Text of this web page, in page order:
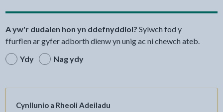
A yw'r dudalen hon yn ddefnyddiol? Sylwch fod y
ffurflen ar gyfer adborth dienw yn unig ac ni chewch ateb.
Ydy
Nag ydy
Cynllunio a Rheoli Adeiladu